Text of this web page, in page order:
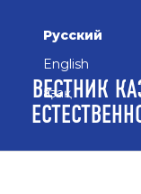
Русский
English
Қазақ
ВЕСТНИК